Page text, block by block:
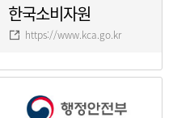
한국소비자원
https://www.kca.go.kr